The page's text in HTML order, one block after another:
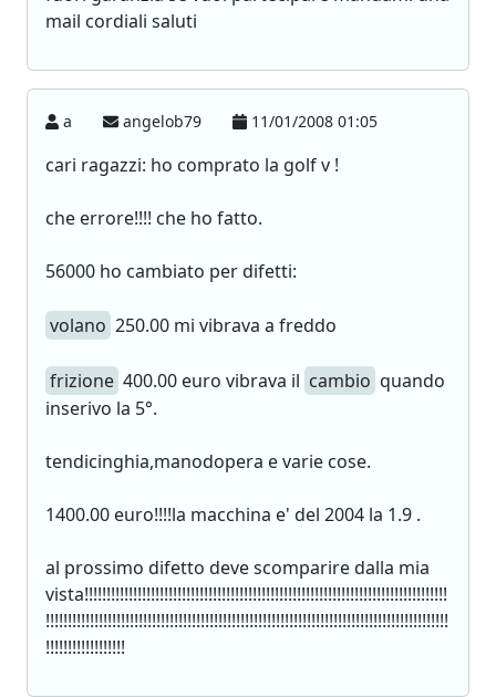
mail cordiali saluti
a angelob79 11/01/2008 01:05
cari ragazzi: ho comprato la golf v !
che errore!!!! che ho fatto.
56000 ho cambiato per difetti:
volano 250.00 mi vibrava a freddo
frizione 400.00 euro vibrava il cambio quando
inserivo la 5°.
tendicinghia,manodopera e varie cose.
1400.00 euro!!!!la macchina e' del 2004 la 1.9 .
al prossimo difetto deve scomparire dalla mia
vista!!!!!!!!!!!!!!!!!!!!!!!!!!!!!!!!!!!!!!!!!!!!!!!!!!!!!!!!!!!!!!!!!!!!!!!!!!!!!!!!!!
!!!!!!!!!!!!!!!!!!!!!!!!!!!!!!!!!!!!!!!!!!!!!!!!!!!!!!!!!!!!!!!!!!!!!!!!!!!!!!!!!!!!!!!!!!!
!!!!!!!!!!!!!!!!!!